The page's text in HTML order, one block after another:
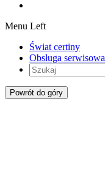
Menu Left
Świat certiny
Obsługa serwisowa
Powrót do góry